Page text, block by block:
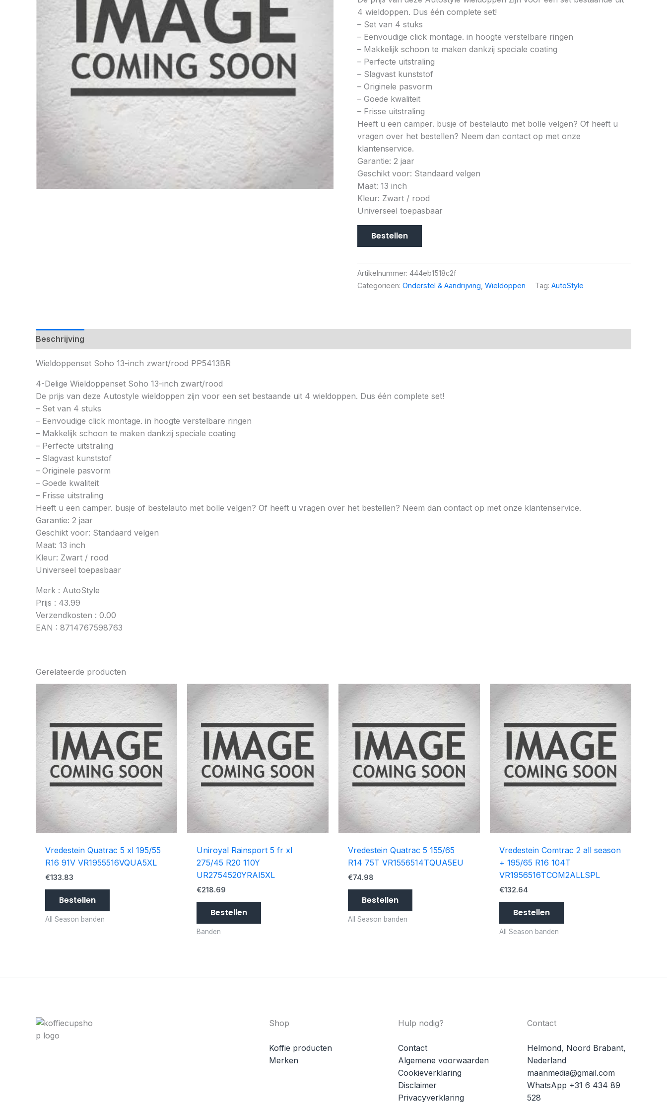
4 wieldoppen. Dus één complete set!
– Set van 4 stuks
– Eenvoudige click montage. in hoogte verstelbare ringen
– Makkelijk schoon te maken dankzij speciale coating
– Perfecte uitstraling
– Slagvast kunststof
– Originele pasvorm
– Goede kwaliteit
– Frisse uitstraling
Heeft u een camper. busje of bestelauto met bolle velgen? Of heeft u
vragen over het bestellen? Neem dan contact op met onze
klantenservice.
Garantie: 2 jaar
Geschikt voor: Standaard velgen
Maat: 13 inch
Kleur: Zwart / rood
Universeel toepasbaar
Bestellen
Artikelnummer: 444eb1518c2f
Categorieën: Onderstel & Aandrijving Wieldoppen Tag: AutoStyle
Beschrijving
Wieldoppenset Soho 13-inch zwart/rood PP5413BR
4-Delige Wieldoppenset Soho 13-inch zwart/rood
De prijs van deze Autostyle wieldoppen zijn voor een set bestaande uit 4 wieldoppen. Dus één complete set!
– Set van 4 stuks
– Eenvoudige click montage. in hoogte verstelbare ringen
– Makkelijk schoon te maken dankzij speciale coating
– Perfecte uitstraling
– Slagvast kunststof
– Originele pasvorm
– Goede kwaliteit
– Frisse uitstraling
Heeft u een camper. busje of bestelauto met bolle velgen? Of heeft u vragen over het bestellen? Neem dan contact op met onze klantenservice.
Garantie: 2 jaar
Geschikt voor: Standaard velgen
Maat: 13 inch
Kleur: Zwart / rood
Universeel toepasbaar
Merk : AutoStyle
Prijs : 43.99
Verzendkosten : 0.00
EAN : 8714767598763
Gerelateerde producten
Vredestein Quatrac 5 xl 195/55
R16 91V VR1955516VQUA5XL
€133.83
Bestellen
All Season banden
Uniroyal Rainsport 5 fr xl
275/45 R20 110Y
UR2754520YRAI5XL
€218.69
Bestellen
Banden
Vredestein Quatrac 5 155/65
R14 75T VR1556514TQUA5EU
€74.98
Bestellen
All Season banden
Vredestein Comtrac 2 all season
+ 195/65 R16 104T
VR1956516TCOM2ALLSPL
€132.64
Bestellen
All Season banden
Shop
Koffie producten
Merken
Hulp nodig?
Contact
Algemene voorwaarden
Cookieverklaring
Disclaimer
Privacyverklaring
Contact
Helmond, Noord Brabant,
Nederland
maanmedia@gmail.com
WhatsApp +31 6 434 89
528